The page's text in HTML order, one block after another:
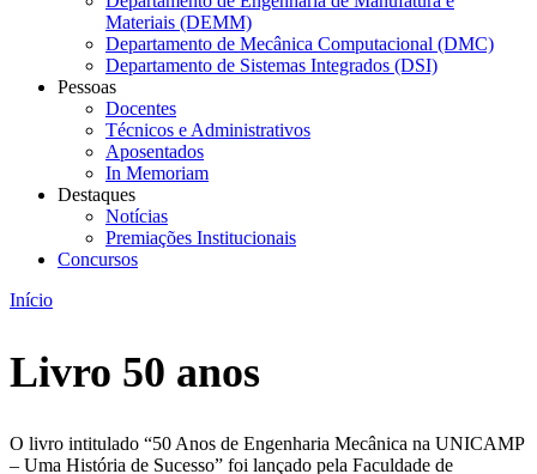
Materiais (DEMM)
Departamento de Mecânica Computacional (DMC)
Departamento de Sistemas Integrados (DSI)
Pessoas
Docentes
Técnicos e Administrativos
Aposentados
In Memoriam
Destaques
Notícias
Premiações Institucionais
Concursos
Início
Livro 50 anos
O livro intitulado “50 Anos de Engenharia Mecânica na UNICAMP
– Uma História de Sucesso” foi lançado pela Faculdade de